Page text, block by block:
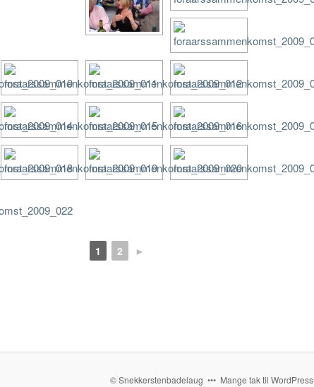
1 2 ►
© Snekkerstenbadelaug ••• Mange tak til WordPress